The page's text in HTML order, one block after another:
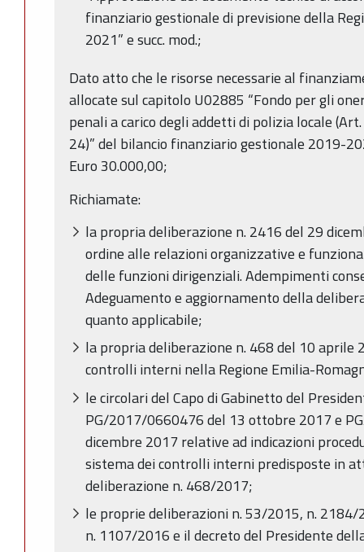
finanziario gestionale di previsione della
2021” e succ. mod.;
Dato atto che le risorse necessarie al
allocate sul capitolo U02885 “Fondo per gli
penali a carico degli addetti di polizia locale
24)” del bilancio finanziario gestionale 2019-
Euro 30.000,00;
Richiamate:
la propria deliberazione n. 2416 del 29
ordine alle relazioni organizzative e
delle funzioni dirigenziali. Adempimenti
Adeguamento e aggiornamento della
quanto applicabile;
la propria deliberazione n. 468 del 10 aprile
controlli interni nella Regione Emilia-
le circolari del Capo di Gabinetto del
PG/2017/0660476 del 13 ottobre 2017 e
dicembre 2017 relative ad indicazioni
sistema dei controlli interni predisposte in
deliberazione n. 468/2017;
le proprie deliberazioni n. 53/2015, n.
n. 1107/2016 e il decreto del Presidente